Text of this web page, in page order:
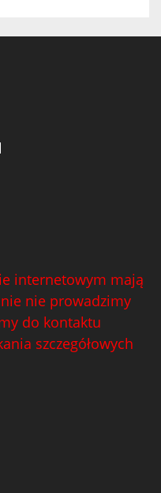
internetowym mają
nie prowadzimy
do kontaktu
szczegółowych